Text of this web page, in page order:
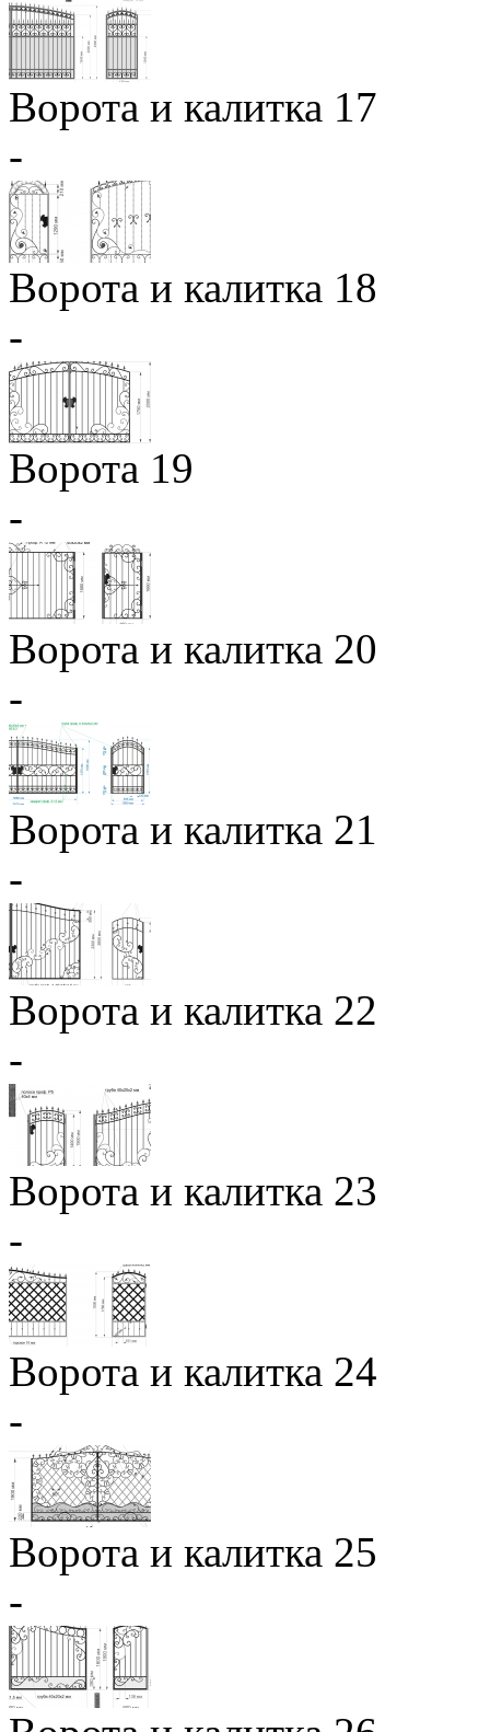
Ворота и калитка 17
-
Ворота и калитка 18
-
Ворота 19
-
Ворота и калитка 20
-
Ворота и калитка 21
-
Ворота и калитка 22
-
Ворота и калитка 23
-
Ворота и калитка 24
-
Ворота и калитка 25
-